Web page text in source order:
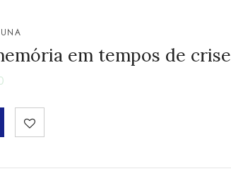
em tempos de crise